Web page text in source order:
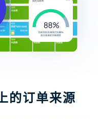
的订单来源